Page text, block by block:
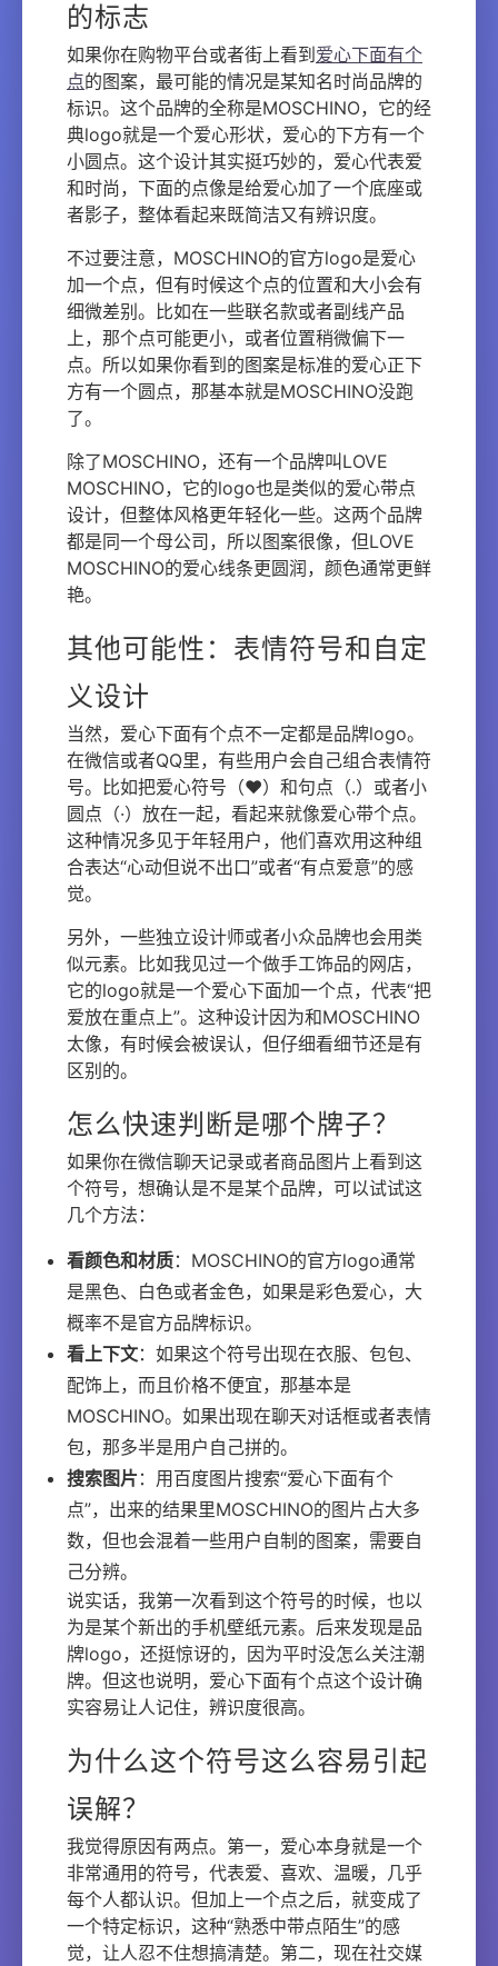
的标志
如果你在购物平台或者街上看到 爱心下面有个
点的图案，最可能的情况是某知名时尚品牌的
标识。这个品牌的全称是MOSCHINO，它的经
典logo就是一个爱心形状，爱心的下方有一个
小圆点。这个设计其实挺巧妙的，爱心代表爱
和时尚，下面的点像是给爱心加了一个底座或
者影子，整体看起来既简洁又有辨识度。
不过要注意，MOSCHINO的官方logo是爱心
加一个点，但有时候这个点的位置和大小会有
细微差别。比如在一些联名款或者副线产品
上，那个点可能更小，或者位置稍微偏下一
点。所以如果你看到的图案是标准的爱心正下
方有一个圆点，那基本就是MOSCHINO没跑
了。
除了MOSCHINO，还有一个品牌叫LOVE
MOSCHINO，它的logo也是类似的爱心带点
设计，但整体风格更年轻化一些。这两个品牌
都是同一个母公司，所以图案很像，但LOVE
MOSCHINO的爱心线条更圆润，颜色通常更鲜
艳。
其他可能性：表情符号和自定
义设计
当然，爱心下面有个点不一定都是品牌logo。
在微信或者QQ里，有些用户会自己组合表情符
号。比如把爱心符号（❤）和句点（.）或者小
圆点（·）放在一起，看起来就像爱心带个点。
这种情况多见于年轻用户，他们喜欢用这种组
合表达“心动但说不出口”或者“有点爱意”的感
觉。
另外，一些独立设计师或者小众品牌也会用类
似元素。比如我见过一个做手工饰品的网店，
它的logo就是一个爱心下面加一个点，代表“把
爱放在重点上”。这种设计因为和MOSCHINO
太像，有时候会被误认，但仔细看细节还是有
区别的。
怎么快速判断是哪个牌子？
如果你在微信聊天记录或者商品图片上看到这
个符号，想确认是不是某个品牌，可以试试这
几个方法：
看颜色和材质：MOSCHINO的官方logo通常
是黑色、白色或者金色，如果是彩色爱心，大
概率不是官方品牌标识。
看上下文：如果这个符号出现在衣服、包包、
配饰上，而且价格不便宜，那基本是
MOSCHINO。如果出现在聊天对话框或者表情
包，那多半是用户自己拼的。
搜索图片 ：用百度图片搜索“爱心下面有个
点”，出来的结果里MOSCHINO的图片占大多
数，但也会混着一些用户自制的图案，需要自
己分辨。
说实话，我第一次看到这个符号的时候，也以
为是某个新出的手机壁纸元素。后来发现是品
牌logo，还挺惊讶的，因为平时没怎么关注潮
牌。但这也说明，爱心下面有个点这个设计确
实容易让人记住，辨识度很高。
为什么这个符号这么容易引起
误解？
我觉得原因有两点。第一，爱心本身就是一个
非常通用的符号，代表爱、喜欢、温暖，几乎
每个人都认识。但加上一个点之后，就变成了
一个特定标识，这种“熟悉中带点陌生”的感
觉，让人忍不住想搞清楚。第二，现在社交媒